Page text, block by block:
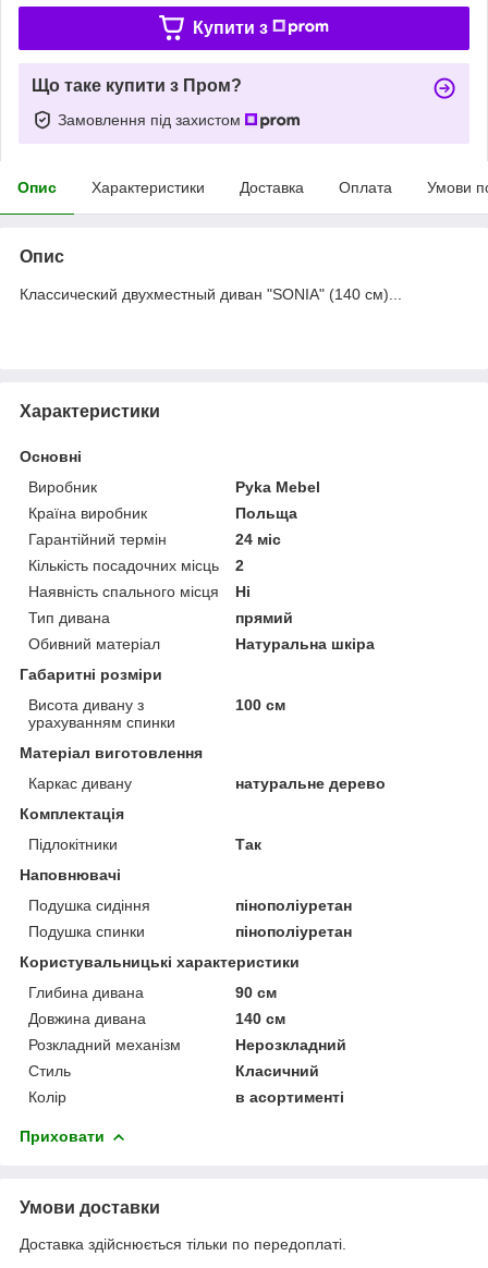
Купити з
Що таке купити з Пром?
Замовлення під захистом
Опис Характеристики Доставка Оплата Умови
Опис
Классический двухместный диван "SONIA" (140 см)...
Характеристики
Основні
Виробник
Pyka Mebel
Країна виробник
Польща
Гарантійний термін
24 міс
Кількість посадочних місць
2
Наявність спального місця
Ні
Тип дивана
прямий
Обивний матеріал
Натуральна шкіра
Габаритні розміри
Висота дивану з
урахуванням спинки
100 см
Матеріал виготовлення
Каркас дивану
натуральне дерево
Комплектація
Підлокітники
Так
Наповнювачі
Подушка сидіння
пінополіуретан
Подушка спинки
пінополіуретан
Користувальницькі характеристики
Глибина дивана
90 см
Довжина дивана
140 см
Розкладний механізм
Нерозкладний
Стиль
Класичний
Колір
в асортименті
Приховати
Умови доставки
Доставка здійснюється тільки по передоплаті.